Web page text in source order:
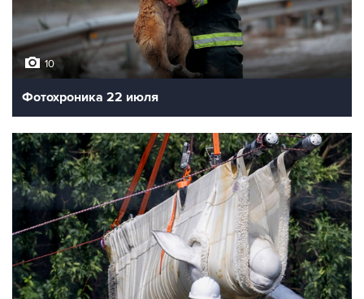
10
Фотохроника 22 июля